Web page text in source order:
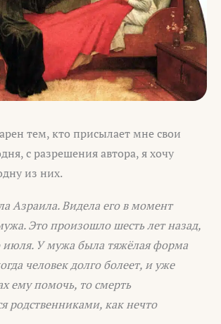
тем, кто присылает мне свои
с разрешения автора, я хочу
из них.
Азраила. Видела его в момент
Это произошло шесть лет назад,
июля. У мужа была тяжёлая форма
человек долго болеет, и уже
ему помочь, то смерть
родственниками, как нечто